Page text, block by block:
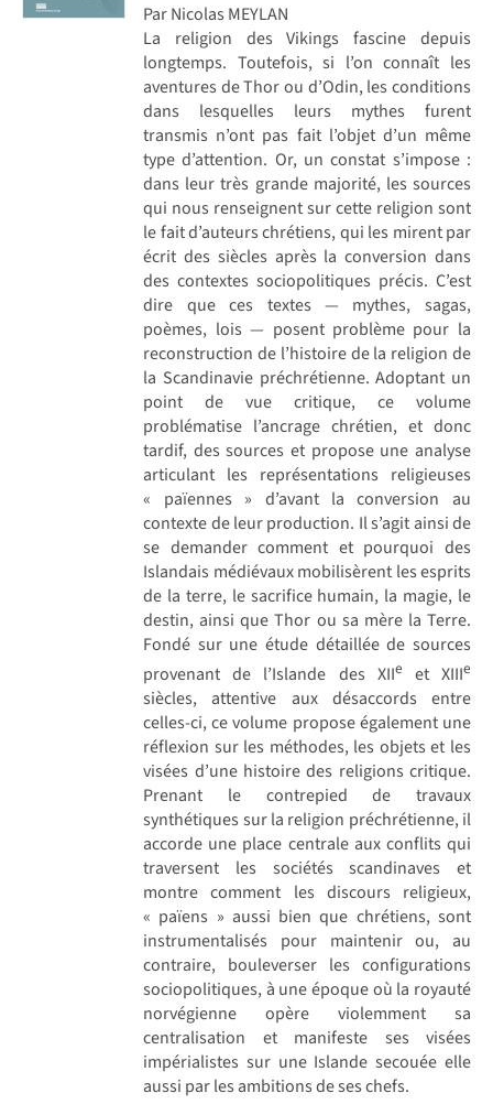
Par Nicolas MEYLAN
La religion des Vikings fascine depuis
longtemps. Toutefois, si l’on connaît les
aventures de Thor ou d’Odin, les conditions
dans lesquelles leurs mythes furent
transmis n’ont pas fait l’objet d’un même
type d’attention. Or, un constat s’impose :
dans leur très grande majorité, les sources
qui nous renseignent sur cette religion sont
le fait d’auteurs chrétiens, qui les mirent par
écrit des siècles après la conversion dans
des contextes sociopolitiques précis. C’est
dire que ces textes — mythes, sagas,
poèmes, lois — posent problème pour la
reconstruction de l’histoire de la religion de
la Scandinavie préchrétienne. Adoptant un
point de vue critique, ce volume
problématise l’ancrage chrétien, et donc
tardif, des sources et propose une analyse
articulant les représentations religieuses
« païennes » d’avant la conversion au
contexte de leur production. Il s’agit ainsi de
se demander comment et pourquoi des
Islandais médiévaux mobilisèrent les esprits
de la terre, le sacrifice humain, la magie, le
destin, ainsi que Thor ou sa mère la Terre.
Fondé sur une étude détaillée de sources
provenant de l’Islande des XIIe et XIIIe
siècles, attentive aux désaccords entre
celles-ci, ce volume propose également une
réflexion sur les méthodes, les objets et les
visées d’une histoire des religions critique.
Prenant le contrepied de travaux
synthétiques sur la religion préchrétienne, il
accorde une place centrale aux conflits qui
traversent les sociétés scandinaves et
montre comment les discours religieux,
« païens » aussi bien que chrétiens, sont
instrumentalisés pour maintenir ou, au
contraire, bouleverser les configurations
sociopolitiques, à une époque où la royauté
norvégienne opère violemment sa
centralisation et manifeste ses visées
impérialistes sur une Islande secouée elle
aussi par les ambitions de ses chefs.